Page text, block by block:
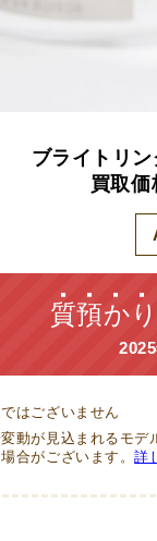
ブライトリン
買取価
質預かり
はございません
動が見込まれるモ
合がございます。詳